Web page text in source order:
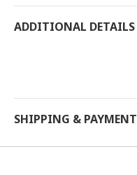
ADDITIONAL DETAILS
SHIPPING & PAYMENT